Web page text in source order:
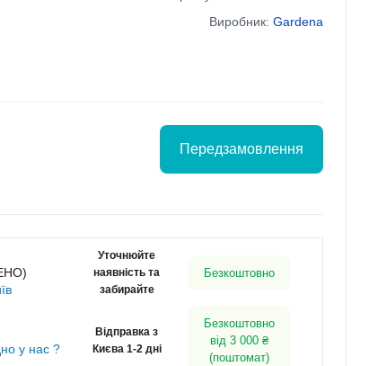
Виробник: Gardena
Передзамовлення
Уточнюйте
наявність та
забирайте
Безкоштовно
у нас ?
Відправка з
Києва 1-2 дні
Безкоштовно
від 3 000 ₴
(поштомат)